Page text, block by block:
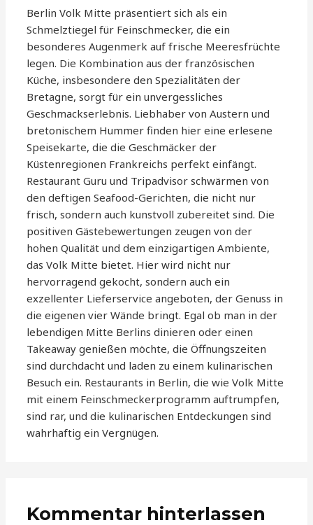
Berlin Volk Mitte präsentiert sich als ein
Schmelztiegel für Feinschmecker, die ein
besonderes Augenmerk auf frische Meeresfrüchte
legen. Die Kombination aus der französischen
Küche, insbesondere den Spezialitäten der
Bretagne, sorgt für ein unvergessliches
Geschmackserlebnis. Liebhaber von Austern und
bretonischem Hummer finden hier eine erlesene
Speisekarte, die die Geschmäcker der
Küstenregionen Frankreichs perfekt einfängt.
Restaurant Guru und Tripadvisor schwärmen von
den deftigen Seafood-Gerichten, die nicht nur
frisch, sondern auch kunstvoll zubereitet sind. Die
positiven Gästebewertungen zeugen von der
hohen Qualität und dem einzigartigen Ambiente,
das Volk Mitte bietet. Hier wird nicht nur
hervorragend gekocht, sondern auch ein
exzellenter Lieferservice angeboten, der Genuss in
die eigenen vier Wände bringt. Egal ob man in der
lebendigen Mitte Berlins dinieren oder einen
Takeaway genießen möchte, die Öffnungszeiten
sind durchdacht und laden zu einem kulinarischen
Besuch ein. Restaurants in Berlin, die wie Volk Mitte
mit einem Feinschmeckerprogramm auftrumpfen,
sind rar, und die kulinarischen Entdeckungen sind
wahrhaftig ein Vergnügen.
Kommentar hinterlassen